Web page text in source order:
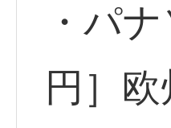
・パ
円］